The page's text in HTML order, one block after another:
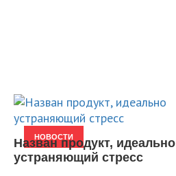
НОВОСТИ
Назван продукт, идеально
устраняющий стресс